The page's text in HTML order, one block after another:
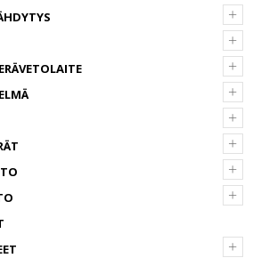
+
+
+
+
+
+
+
+
+